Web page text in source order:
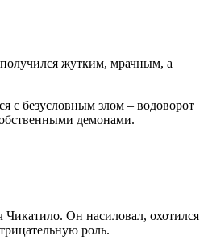
жутким, мрачным, а
с безусловным злом – водоворот
демонами.
Он насиловал, охотился
роль.